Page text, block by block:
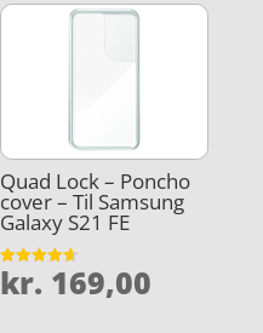
Quad Lock – Poncho
cover – Til Samsung
Galaxy S21 FE
Vurderet
4.6
kr. 169,00